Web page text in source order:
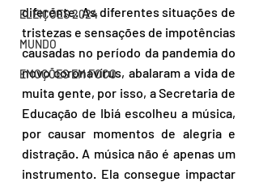
ELEIÇÕES 2024
MUNDO
EMOÇÕES EM FOCO
diferente. As diferentes situações de
tristezas e sensações de impotências
causadas no período da pandemia do
novo coronavírus, abalaram a vida de
muita gente, por isso, a Secretaria de
Educação de Ibiá escolheu a música,
por causar momentos de alegria e
distração. A música não é apenas um
instrumento. Ela consegue impactar